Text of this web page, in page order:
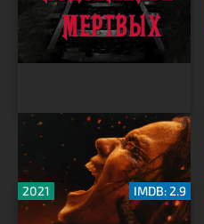
Зловещие мертвецы:
Пекло
2021 IMDB: 2.9